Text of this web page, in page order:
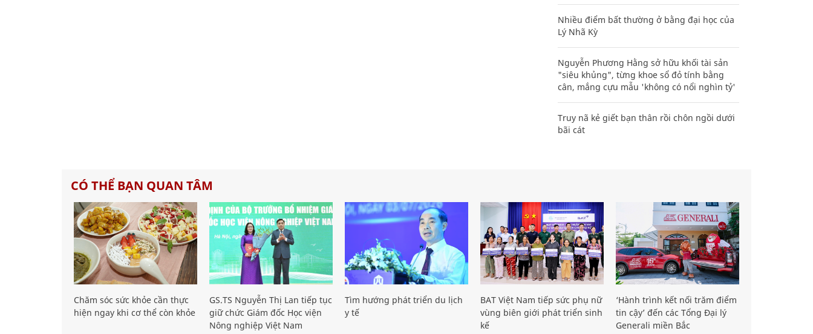
Nhiều điểm bất thường ở bằng đại học của
Lý Nhã Kỳ
Nguyễn Phương Hằng sở hữu khối tài sản
"siêu khủng", từng khoe sổ đỏ tính bằng
cân, mắng cựu mẫu 'không có nổi nghìn tỷ'
Truy nã kẻ giết bạn thân rồi chôn ngồi dưới
bãi cát
CÓ THỂ BẠN QUAN TÂM
Chăm sóc sức khỏe cần thực
hiện ngay khi cơ thể còn khỏe
GS.TS Nguyễn Thị Lan tiếp tục
giữ chức Giám đốc Học viện
Nông nghiệp Việt Nam
Tìm hướng phát triển du lịch
y tế
BAT Việt Nam tiếp sức phụ nữ
vùng biên giới phát triển sinh
kế
‘Hành trình kết nối trăm điểm
tin cậy’ đến các Tổng Đại lý
Generali miền Bắc